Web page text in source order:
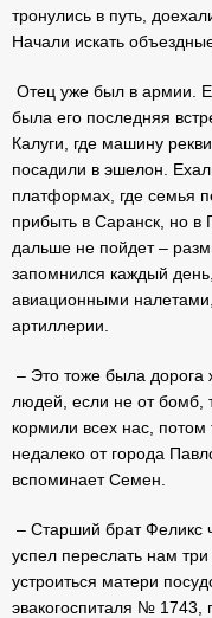
тронулись в путь,
Начали искать
Отец уже был в армии.
была его последняя
Калуги, где машину
посадили в эшелон.
платформах, где семья
прибыть в Саранск, но в
дальше не пойдет –
запомнился каждый
авиационными
артиллерии.
– Это тоже была дорога
людей, если не от бомб,
кормили всех нас, потом
недалеко от города
вспоминает Семен.
– Старший брат Феликс
успел переслать нам
устроиться матери
эвакогоспиталя №